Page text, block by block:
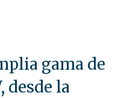
gama de
desde la